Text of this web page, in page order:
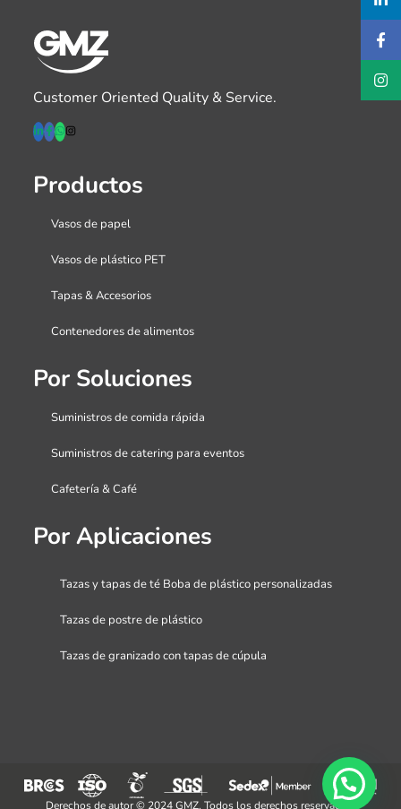
Customer Oriented Quality & Service.
Productos
Vasos de papel
Vasos de plástico PET
Tapas & Accesorios
Contenedores de alimentos
Por Soluciones
Suministros de comida rápida
Suministros de catering para eventos
Cafetería & Café
Por Aplicaciones
Tazas y tapas de té Boba de plástico personalizadas
Tazas de postre de plástico
Tazas de granizado con tapas de cúpula
Derechos de autor © 2024 GMZ. Todos los derechos reservados.